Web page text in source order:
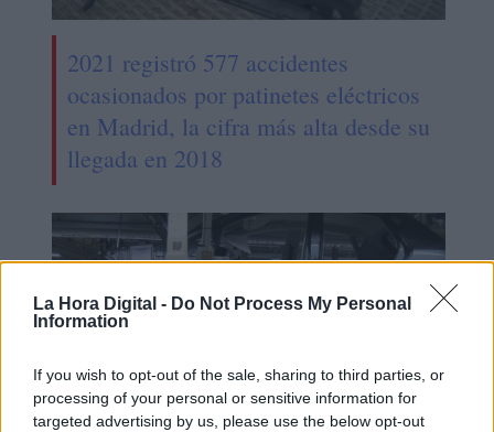
La Hora Digital - Do Not Process My Personal
Information
If you wish to opt-out of the sale, sharing to third parties, or
processing of your personal or sensitive information for
targeted advertising by us, please use the below opt-out
2021 registró 577 accidentes
ocasionados por patinetes eléctricos
en Madrid, la cifra más alta desde su
llegada en 2018